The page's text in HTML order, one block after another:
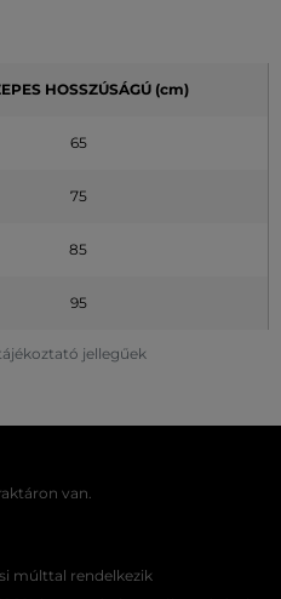
jellegűek
HOSSZÚSÁGÚ (cm)
65
75
85
95
van.
múlttal rendelkezik